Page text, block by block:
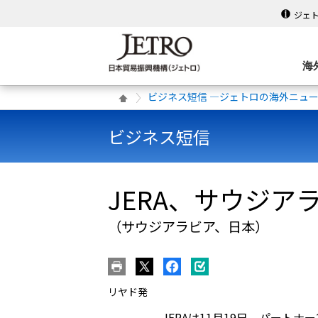
ジェ
海
ビジネス短信 ―ジェトロの海外ニュ
ビジネス短信
JERA、サウジア
（サウジアラビア、日本）
リヤド発